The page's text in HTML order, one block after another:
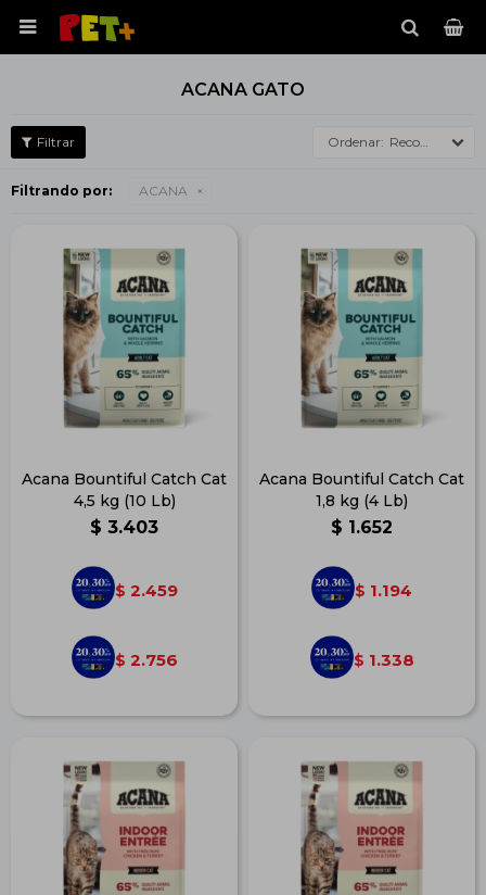

ACANA GATO
Recomendados
Filtrando por: ACANA
Acana Bountiful Catch Cat
4,5 kg (10 Lb)
$ 3.403
$ 2.459
$ 2.756
Acana Bountiful Catch Cat
1,8 kg (4 Lb)
$ 1.652
$ 1.194
$ 1.338